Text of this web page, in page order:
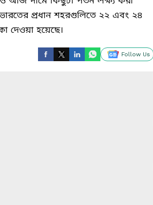
ভারতের প্রধান শহরগুলিতে ২২ এবং ২৪
দেওয়া হয়েছে।
Follow Us